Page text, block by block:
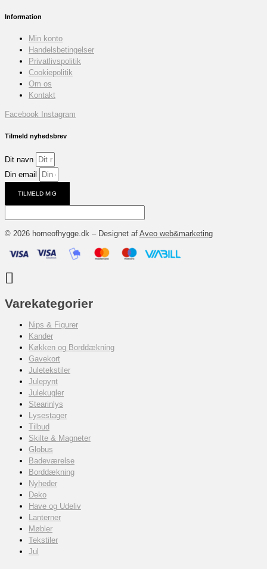
Information
Min konto
Handelsbetingelser
Privatlivspolitik
Cookiepolitik
Om os
Kontakt
Facebook Instagram
Tilmeld nyhedsbrev
Dit navn
Din email
TILMELD MIG
© 2026 homeofhygge.dk – Designet af Aveo web&marketing
Varekategorier
Nips & Figurer
Kander
Køkken og Borddækning
Gavekort
Juletekstiler
Julepynt
Julekugler
Stearinlys
Lysestager
Tilbud
Skilte & Magneter
Globus
Badeværelse
Borddækning
Nyheder
Deko
Have og Udeliv
Lanterner
Møbler
Tekstiler
Jul